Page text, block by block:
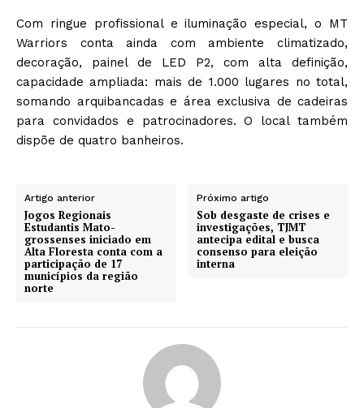
Com ringue profissional e iluminação especial, o MT
Warriors conta ainda com ambiente climatizado,
decoração, painel de LED P2, com alta definição,
capacidade ampliada: mais de 1.000 lugares no total,
somando arquibancadas e área exclusiva de cadeiras
para convidados e patrocinadores. O local também
dispõe de quatro banheiros.
Artigo anterior
Jogos Regionais
Estudantis Mato-
grossenses iniciado em
Alta Floresta conta com a
participação de 17
municípios da região
norte
Próximo artigo
Sob desgaste de crises e
investigações, TJMT
antecipa edital e busca
consenso para eleição
interna